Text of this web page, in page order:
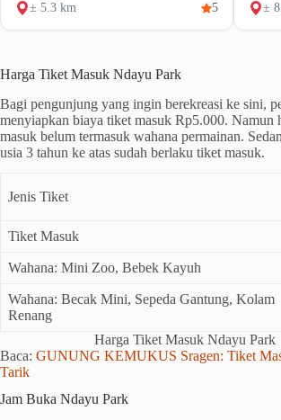
± 5.3 km
5
±
Harga Tiket Masuk Ndayu Park
Bagi pengunjung yang ingin berekreasi ke sini,
menyiapkan biaya tiket masuk Rp5.000. Namun
masuk belum termasuk wahana permainan.
usia 3 tahun ke atas sudah berlaku tiket masuk.
Jenis Tiket
Tiket Masuk
Wahana: Mini Zoo, Bebek Kayuh
Wahana: Becak Mini, Sepeda Gantung, Kolam
Renang
Harga Tiket Masuk Ndayu Park
Baca: GUNUNG KEMUKUS Sragen: Tiket
Tarik
Jam Buka Ndayu Park